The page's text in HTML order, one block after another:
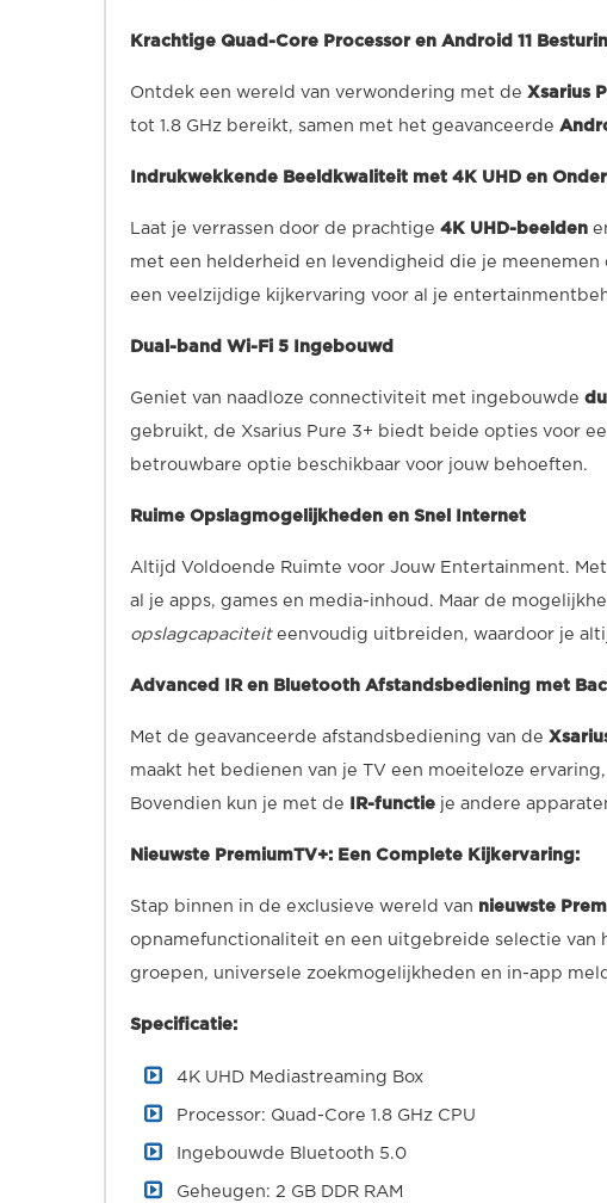
Krachtige Quad-Core Processor en Android 11
Ontdek een wereld van verwondering met de Xsarius
tot 1.8 GHz bereikt, samen met het geavanceerde
Indrukwekkende Beeldkwaliteit met 4K UHD en
Laat je verrassen door de prachtige 4K UHD-beelden
met een helderheid en levendigheid die je
een veelzijdige kijkervaring voor al je
Dual-band Wi-Fi 5 Ingebouwd
Geniet van naadloze connectiviteit met ingebouwde
gebruikt, de Xsarius Pure 3+ biedt beide opties voor
betrouwbare optie beschikbaar voor jouw behoeften.
Ruime Opslagmogelijkheden en Snel Internet
Altijd Voldoende Ruimte voor Jouw Entertainment. Met
al je apps, games en media-inhoud. Maar de
opslagcapaciteit eenvoudig uitbreiden, waardoor je
Advanced IR en Bluetooth Afstandsbediening met
Met de geavanceerde afstandsbediening van de
maakt het bedienen van je TV een moeiteloze
Bovendien kun je met de IR-functie je andere
Nieuwste PremiumTV+: Een Complete Kijkervaring:
Stap binnen in de exclusieve wereld van nieuwste
opnamefunctionaliteit en een uitgebreide selectie van
groepen, universele zoekmogelijkheden en in-app
Specificatie:
4K UHD Mediastreaming Box
Processor: Quad-Core 1.8 GHz CPU
Ingebouwde Bluetooth 5.0
Geheugen: 2 GB DDR RAM